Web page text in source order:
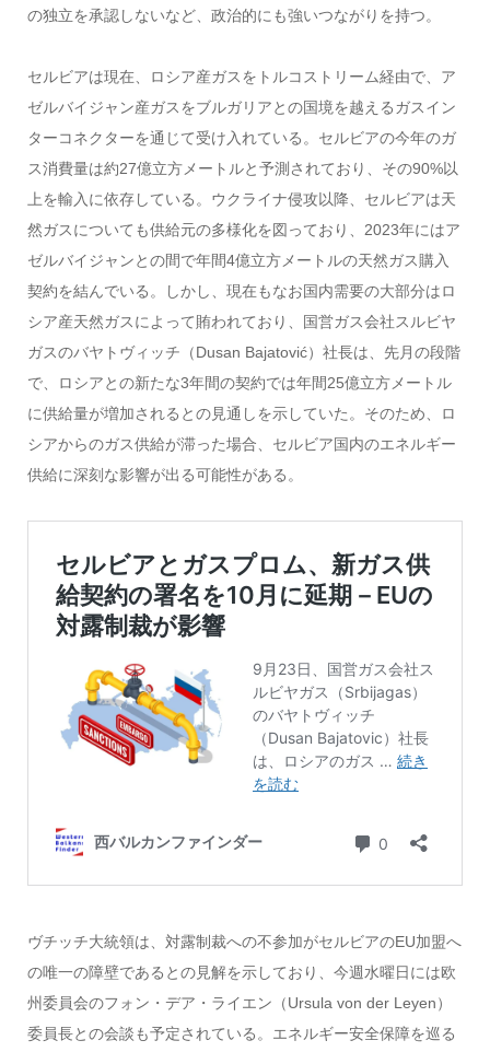
の独立を承認しないなど、政治的にも強いつながりを持つ。
セルビアは現在、ロシア産ガスをトルコストリーム経由で、ア
ゼルバイジャン産ガスをブルガリアとの国境を越えるガスイン
ターコネクターを通じて受け入れている。セルビアの今年のガ
ス消費量は約27億立方メートルと予測されており、その90%以
上を輸入に依存している。ウクライナ侵攻以降、セルビアは天
然ガスについても供給元の多様化を図っており、2023年にはア
ゼルバイジャンとの間で年間4億立方メートルの天然ガス購入
契約を結んでいる。しかし、現在もなお国内需要の大部分はロ
シア産天然ガスによって賄われており、国営ガス会社スルビヤ
ガスのバヤトヴィッチ（Dusan Bajatović）社長は、先月の段階
で、ロシアとの新たな3年間の契約では年間25億立方メートル
に供給量が増加されるとの見通しを示していた。そのため、ロ
シアからのガス供給が滞った場合、セルビア国内のエネルギー
供給に深刻な影響が出る可能性がある。
ヴチッチ大統領は、対露制裁への不参加がセルビアのEU加盟へ
の唯一の障壁であるとの見解を示しており、今週水曜日には欧
州委員会のフォン・デア・ライエン（Ursula von der Leyen）
委員長との会談も予定されている。エネルギー安全保障を巡る